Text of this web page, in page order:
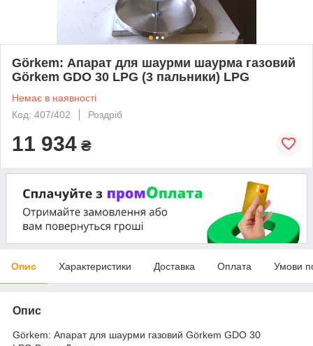
Görkem: Апарат для шаурми шаурма газовий
Görkem GDO 30 LPG (3 пальники) LPG
Немає в наявності
Код: 407/402
Роздріб
11 934 ₴
Опис Характеристики Доставка Оплата Умови
Опис
Görkem: Апарат для шаурми газовий Görkem GDO 30